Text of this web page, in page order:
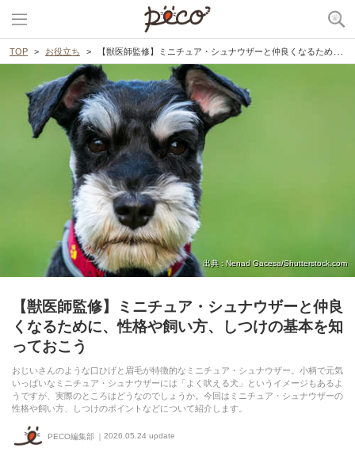
TOP お役立ち 【獣医師監修】ミニチュア・シュナウザーと仲良くなるために、性格や飼い方、しつけの基本を知っておこう
出典 : Nenad Gacesa/Shutterstock.com
【獣医師監修】ミニチュア・シュナウザーと仲良
くなるために、性格や飼い方、しつけの基本を知
っておこう
おじいさんのような口ひげと眉毛が特徴的なミニチュア・シュナウザー。小柄で元気
いっぱいなミニチュア・シュナウザーには「よく吠える犬」というイメージもあるよ
うですが、実際のところはどうなのでしょうか。今回はミニチュア・シュナウザーの
性格や飼い方、しつけのポイントなどについて紹介します。
PECO編集部 2026.05.24 update